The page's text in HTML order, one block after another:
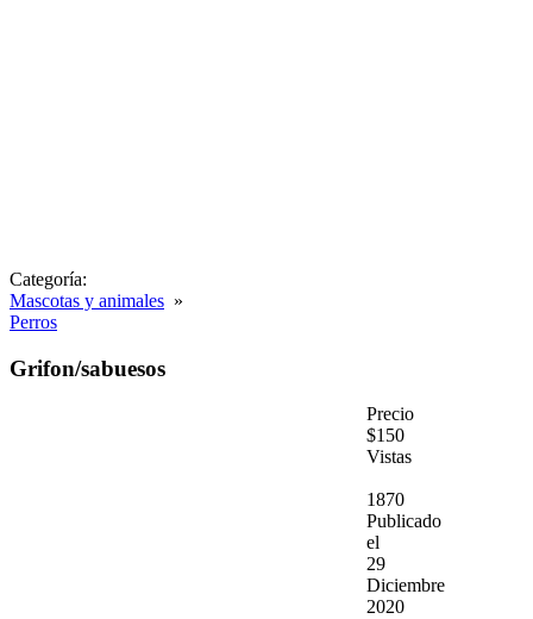
Categoría:
Mascotas y animales »
Perros
Grifon/sabuesos
Precio
$150
Vistas
1870
Publicado
el
29
Diciembre
2020